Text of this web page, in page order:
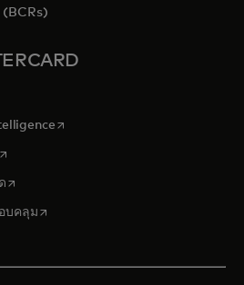
tab
opens in a new tab
in a new tab
opens in a new tab
บคลุมopens in a new tab